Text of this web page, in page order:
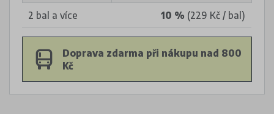
2 bal a více 10 % (229 Kč / bal)
Doprava zdarma při nákupu nad 800
Kč